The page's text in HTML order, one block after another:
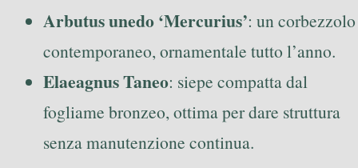
Arbutus unedo ‘Mercurius’: un corbezzolo
contemporaneo, ornamentale tutto l’anno.
Elaeagnus Taneo: siepe compatta dal
fogliame bronzeo, ottima per dare struttura
senza manutenzione continua.